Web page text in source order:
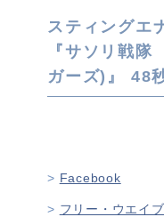
スティングエ
『サソリ戦
ガーズ)』 48
Facebook
フリー・ウエイ